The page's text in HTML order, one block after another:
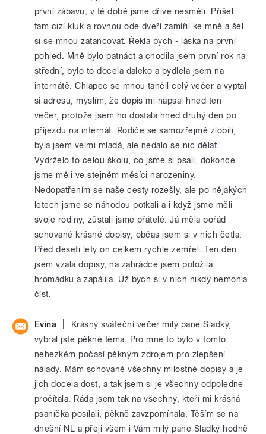
první zábavu, v té době jsme dříve nesměli. Přišel
tam cizí kluk a rovnou ode dveří zamířil ke mně a šel
si se mnou zatancovat. Řekla bych - láska na první
pohled. Mně bylo patnáct a chodila jsem první rok na
střední, bylo to docela daleko a bydlela jsem na
internátě. Chlapec se mnou tančil celý večer a vyptal
si adresu, myslím, že dopis mi napsal hned ten
večer, protože jsem ho dostala hned druhý den po
příjezdu na internát. Rodiče se samozřejmě zlobili,
byla jsem velmi mladá, ale nedalo se nic dělat.
Vydrželo to celou školu, co jsme si psali, dokonce
jsme měli ve stejném měsíci narozeniny.
Nedopatřením se naše cesty rozešly, ale po nějakých
letech jsme se náhodou potkali a i když jsme měli
svoje rodiny, zůstali jsme přátelé. Já měla pořád
schované krásné dopisy, občas jsem si v nich četla.
Před deseti lety on celkem rychle zemřel. Ten den
jsem vzala dopisy, na zahrádce jsem položila
hromádku a zapálila. Už bych si v nich nikdy nemohla
číst.
Evina
Krásný sváteční večer milý pane Sladký,
vybral jste pěkné téma. Pro mne to bylo v tomto
nehezkém počasí pěkným zdrojem pro zlepšení
nálady. Mám schované všechny milostné dopisy a je
jich docela dost, a tak jsem si je všechny odpoledne
pročítala. Ráda jsem tak na všechny, kteří mi krásná
psaníčka posílali, pěkně zavzpomínala. Těším se na
dnešní NL a přeji všem i Vám milý pane Sladký hodně